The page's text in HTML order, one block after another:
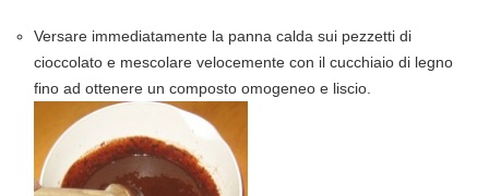
Versare immediatamente la panna calda sui pezzetti di
cioccolato e mescolare velocemente con il cucchiaio di legno
fino ad ottenere un composto omogeneo e liscio.